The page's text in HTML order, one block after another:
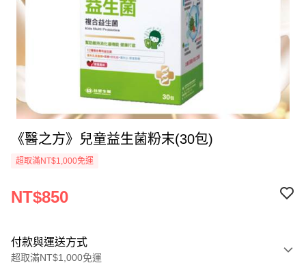
《醫之方》兒童益生菌粉末(30包)
超取滿NT$1,000免運
NT$850
付款與運送方式
超取滿NT$1,000免運